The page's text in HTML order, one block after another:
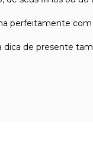
perfeitamente
dica de presente